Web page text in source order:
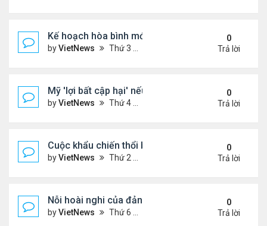
Kế hoạch hòa bình mới thử thách khả năng ứng
byVietNews Thứ 3 Tháng 11 25, 2025 6:48 pm
0
Trả lời
Mỹ 'lợi bất cập hại' nếu can thiệp quân sự vào
byVietNews Thứ 4 Tháng 11 19, 2025 4:49 pm
0
Trả lời
Cuộc khẩu chiến thổi bùng căng thẳng Trung -
byVietNews Thứ 2 Tháng 11 17, 2025 9:39 am
0
Trả lời
Nỗi hoài nghi của đảng Cộng hòa sau loạt thất
byVietNews Thứ 6 Tháng 11 07, 2025 4:39 pm
0
Trả lời